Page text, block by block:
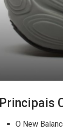
Principais
O New